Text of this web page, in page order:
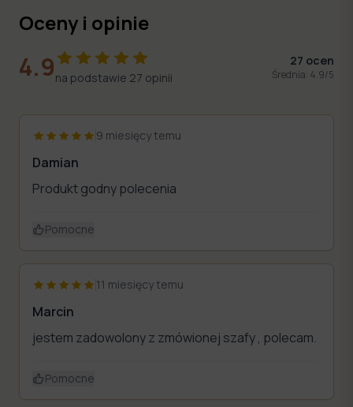
Oceny i opinie
4.9na podstawie 27 opinii
27 ocen
Średnia: 4.9/5
9 miesięcy temu
Damian
Produkt godny polecenia
Pomocne
11 miesięcy temu
Marcin
jestem zadowolony z zmówionej szafy , polecam.
Pomocne